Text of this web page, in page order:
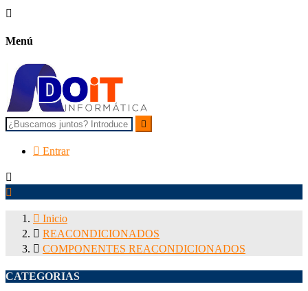

Menú

 Entrar


 Inicio
 REACONDICIONADOS
 COMPONENTES REACONDICIONADOS
CATEGORIAS